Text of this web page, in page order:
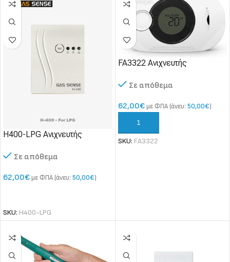
H400-LPG Ανιχνευτής
μόνιμης εγκατάστασης
Σε απόθεμα
62,00€ με ΦΠΑ (άνευ: 50,00€)
SKU: H400-LPG
FA3322 Ανιχνευτής
δωματίου (CO)
Σε απόθεμα
62,00€ με ΦΠΑ (άνευ: 50,00€)
ΠΡΟΣΘΉΚΗ ΣΤΟ ΚΑΛΆΘΙ
SKU: FA3322